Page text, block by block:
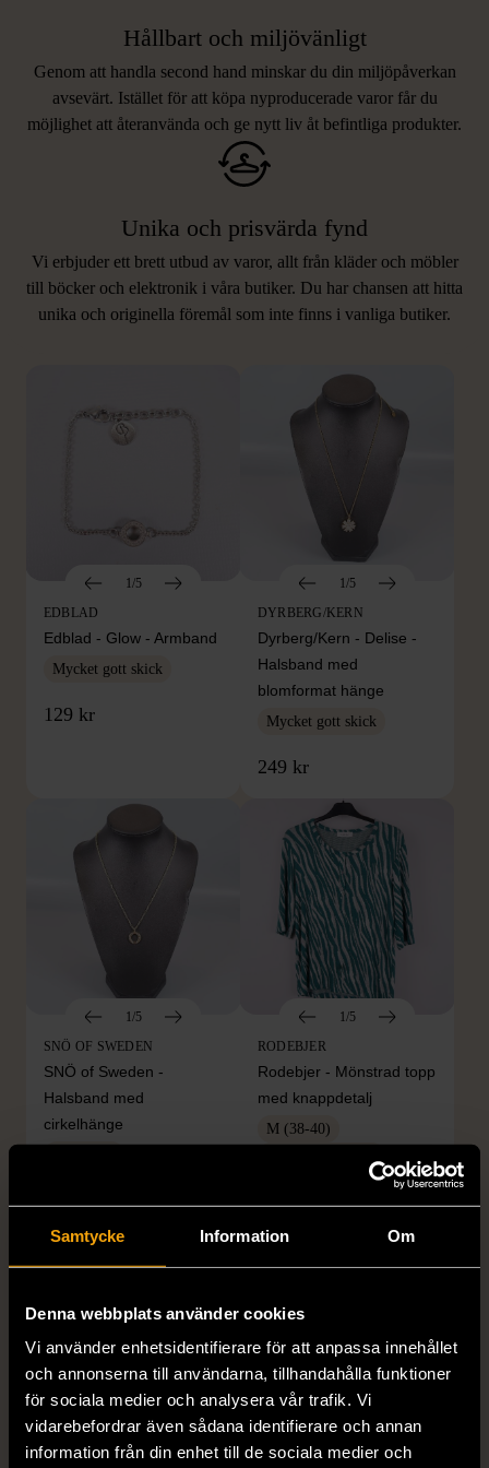
Samtycke Information Om
Denna webbplats använder cookies
Vi använder enhetsidentifierare för att anpassa innehållet
och annonserna till användarna, tillhandahålla funktioner
för sociala medier och analysera vår trafik. Vi
vidarebefordrar även sådana identifierare och annan
information från din enhet till de sociala medier och
Hållbart och miljövänligt
Genom att handla second hand minskar du din miljöpåverkan
avsevärt. Istället för att köpa nyproducerade varor får du
möjlighet att återanvända och ge nytt liv åt befintliga produkter.
Unika och prisvärda fynd
Vi erbjuder ett brett utbud av varor, allt från kläder och möbler
till böcker och elektronik i våra butiker. Du har chansen att hitta
unika och originella föremål som inte finns i vanliga butiker.
LIKNANDE PRODUKTER
Hitta produkter som påminner om denna
1/5
EDBLAD
Edblad - Glow - Armband
Mycket gott skick
129 kr
1/5
DYRBERG/KERN
Dyrberg/Kern - Delise -
Halsband med
blomformat hänge
Mycket gott skick
249 kr
1/5
SNÖ OF SWEDEN
SNÖ of Sweden -
Halsband med
cirkelhänge
169 kr
1/5
RODEBJER
Rodebjer - Mönstrad topp
med knappdetalj
M (38-40)
399 kr
1/5
1/5